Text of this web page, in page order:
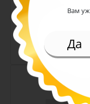
Вам
Да